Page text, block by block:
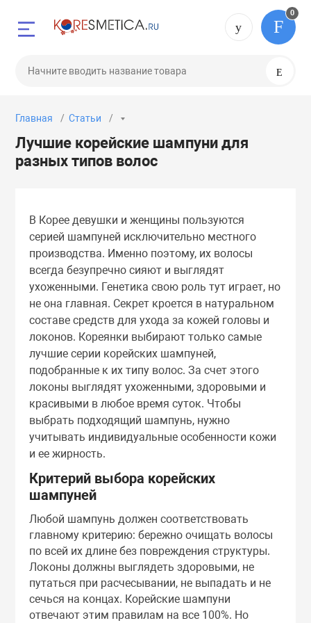
+7 (495)
0
Назад
Гели
Консилеры
Крема
Лосьоны
Маски
Очищающие
Патчи
Пилинги
Назад
Маски
Масла
Мисты
Спреи
Сыворотки
Шампуни
Эссенции
Назад
Скрабы
Тинты
Эссенции
Назад
Маски
Патчи
Подводки
Сыворотки
Туши
Назад
Мыло
дома
Назад
Назад
Крема
Лосьоны
Масла
Мисты
Ноги
Назад
Лицо
Ногти
Пудры
Спреи
Главная Статьи
Лучшие корейские шампуни для
разных типов волос
В Корее девушки и женщины пользуются
серией шампуней исключительно местного
производства. Именно поэтому, их волосы
всегда безупречно сияют и выглядят
ухоженными. Генетика свою роль тут играет, но
не она главная. Секрет кроется в натуральном
составе средств для ухода за кожей головы и
локонов. Кореянки выбирают только самые
лучшие серии корейских шампуней,
подобранные к их типу волос. За счет этого
локоны выглядят ухоженными, здоровыми и
красивыми в любое время суток. Чтобы
выбрать подходящий шампунь, нужно
учитывать индивидуальные особенности кожи
и ее жирность.
Критерий выбора корейских
шампуней
Любой шампунь должен соответствовать
главному критерию: бережно очищать волосы
по всей их длине без повреждения структуры.
Локоны должны выглядеть здоровыми, не
путаться при расчесывании, не выпадать и не
сечься на концах. Корейские шампуни
отвечают этим правилам на все 100%. Но